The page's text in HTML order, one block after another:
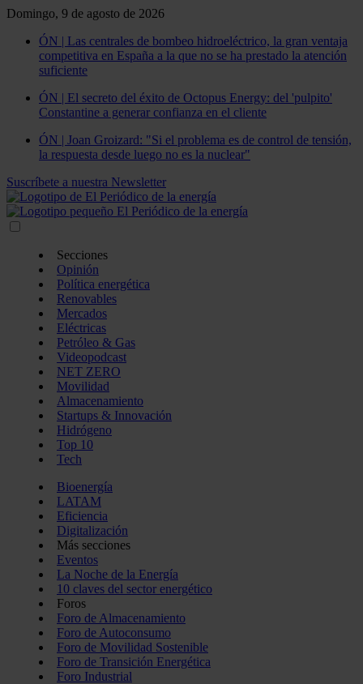
Domingo, 9 de agosto de 2026
ÓN | Las centrales de bombeo hidroeléctrico, la gran ventaja
competitiva en España a la que no se ha prestado la atención
suficiente
ÓN | El secreto del éxito de Octopus Energy: del 'pulpito'
Constantine a generar confianza en el cliente
ÓN | Joan Groizard: "Si el problema es de control de tensión,
la respuesta desde luego no es la nuclear"
Suscríbete a nuestra Newsletter
Secciones
Opinión
Política energética
Renovables
Mercados
Eléctricas
Petróleo & Gas
Videopodcast
NET ZERO
Movilidad
Almacenamiento
Startups & Innovación
Hidrógeno
Top 10
Tech
Bioenergía
LATAM
Eficiencia
Digitalización
Más secciones
Eventos
La Noche de la Energía
10 claves del sector energético
Foros
Foro de Almacenamiento
Foro de Autoconsumo
Foro de Movilidad Sostenible
Foro de Transición Energética
Foro Industrial